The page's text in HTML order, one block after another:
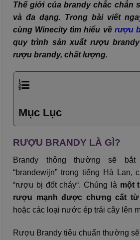
Thế giới của brandy chắc chắn
và đa dạng. Trong bài viết
cùng Winecity tìm hiểu về rượu
quy trình sản xuất rượu
rượu brandy, chất lượng.
Mục Lục
RƯỢU BRANDY LÀ GÌ?
Brandy thông thường sẽ
“brandewijn” trong tiếng Hà Lan,
“rượu bị đốt cháy“. Chúng là một
rượu mạnh được chưng cất
hoặc các loại nước ép trái cây lên
Rượu Brandy tiêu chuẩn thường